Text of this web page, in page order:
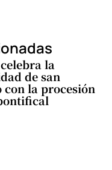
la
de san
con la procesión